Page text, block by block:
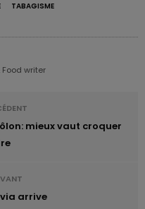
TABAGISME
writer
mieux vaut croquer
arrive